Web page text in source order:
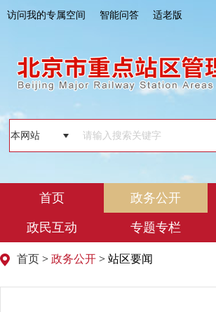
访问我的专属空间 智能问答 适老版
首页 政务公开
政民互动 专题专栏
首页 > 政务公开 > 站区要闻